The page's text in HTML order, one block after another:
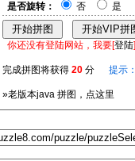
是否旋转：
否 是
你还没有登陆网站，我要[登陆
完成拼图将获得 20 分 提示
»老版本java 拼图，点这里